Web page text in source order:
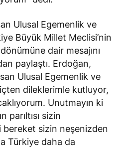
Ulusal Egemenlik ve
Büyük Millet Meclisi’nin
dair mesajını
paylaştı. Erdoğan,
Ulusal Egemenlik ve
içten dileklerimle kutluyor,
Unutmayın ki
parıltısı sizin
sizin neşenizden
Türkiye daha da